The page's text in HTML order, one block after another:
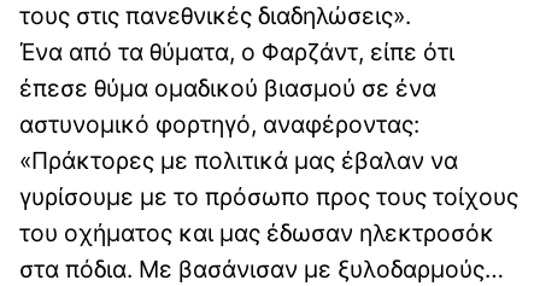
τους στις πανεθνικές διαδηλώσεις».
Ένα από τα θύματα, ο Φαρζάντ, είπε ότι
έπεσε θύμα ομαδικού βιασμού σε ένα
αστυνομικό φορτηγό, αναφέροντας:
«Πράκτορες με πολιτικά μας έβαλαν να
γυρίσουμε με το πρόσωπο προς τους τοίχους
του οχήματος και μας έδωσαν ηλεκτροσόκ
στα πόδια. Με βασάνισαν με ξυλοδαρμούς…